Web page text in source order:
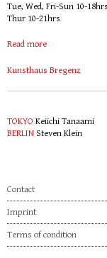
Tue, Wed, Fri-Sun 10-18hrs
Thur 10-21hrs
Read more
Kunsthaus Bregenz
TOKYO Keiichi Tanaami
BERLIN Steven Klein
Contact
Imprint
Terms of condition